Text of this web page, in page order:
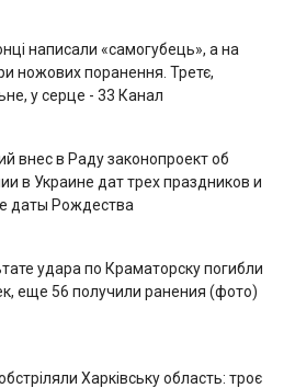
написали «самогубець», а на
ножових поранення. Третє,
у серце - 33 Канал
внес в Раду законопроект об
в Украине дат трех праздников и
даты Рождества
удара по Краматорску погибли
еще 56 получили ранения (фото)
Харківську область: троє